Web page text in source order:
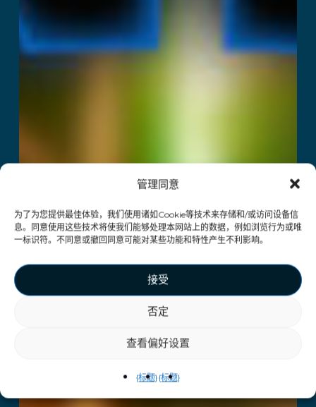
管理同意
为了为您提供最佳体验，我们使用诸如Cookie等技术来存储和/或访问设备信
息。同意使用这些技术将使我们能够处理本网站上的数据，例如浏览行为或唯
一标识符。不同意或撤回同意可能对某些功能和特性产生不利影响。
接受
否定
查看偏好设置
{标题}{标题}